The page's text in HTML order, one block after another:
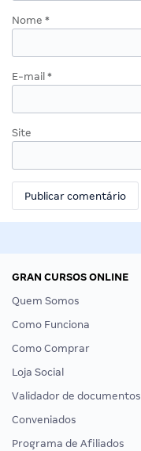
Nome *
E-mail *
Site
GRAN CURSOS ONLINE
Quem Somos
Como Funciona
Como Comprar
Loja Social
Validador de documentos
Conveniados
Programa de Afiliados